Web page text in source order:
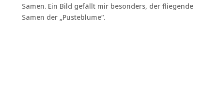
Samen. Ein Bild gefällt mir besonders, der fliegende
Samen der „Pusteblume“.